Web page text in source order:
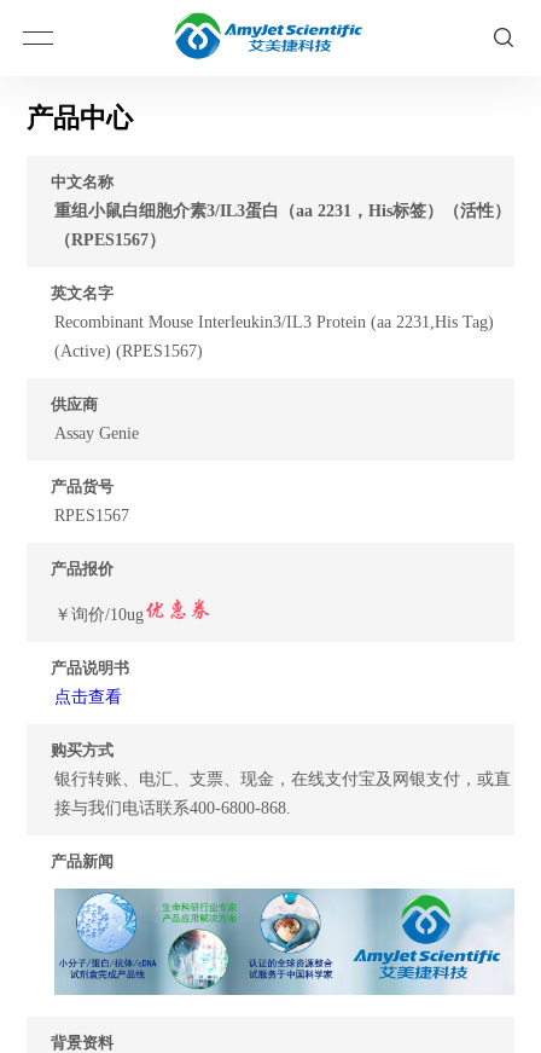
产品中心
中文名称
重组小鼠白细胞介素3/IL3蛋白（aa 2231，His标签）（活性）
（RPES1567）
英文名字
Recombinant Mouse Interleukin3/IL3 Protein (aa 2231,His Tag)
(Active) (RPES1567)
供应商
Assay Genie
产品货号
RPES1567
产品报价
￥询价/10ug
产品说明书
点击查看
购买方式
银行转账、电汇、支票、现金，在线支付宝及网银支付，或直
接与我们电话联系400-6800-868.
产品新闻
背景资料